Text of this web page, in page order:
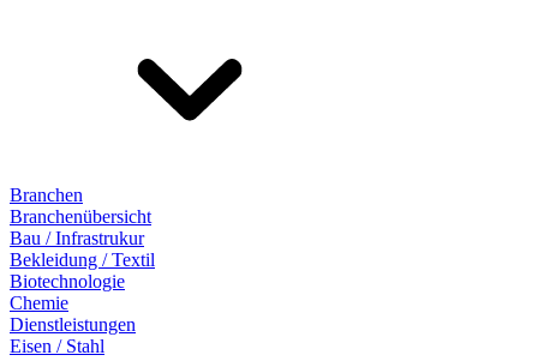
Branchen
Branchenübersicht
Bau / Infrastrukur
Bekleidung / Textil
Biotechnologie
Chemie
Dienstleistungen
Eisen / Stahl